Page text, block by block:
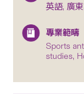
英語, 廣
專業範疇
Sports
studies,